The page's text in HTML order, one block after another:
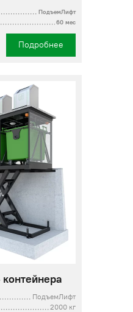
ПодъемЛифт
60 мес
Подробнее
ПодъемЛифт
2000 кг